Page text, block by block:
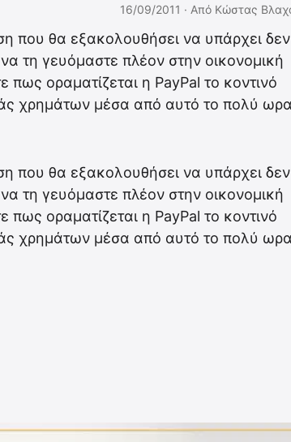
16/09/2011 · Από Κώστας
που θα εξακολουθήσει να υπάρχει δεν
τη γευόμαστε πλέον στην οικονομική
πως οραματίζεται η PayPal το κοντινό
χρημάτων μέσα από αυτό το πολύ
που θα εξακολουθήσει να υπάρχει δεν
τη γευόμαστε πλέον στην οικονομική
πως οραματίζεται η PayPal το κοντινό
χρημάτων μέσα από αυτό το πολύ